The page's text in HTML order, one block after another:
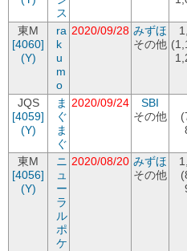
ス
東M
[4060]
(Y)
ra
k
u
m
o
2020/09/28 みずほ
その他
JQS
[4059]
(Y)
ま
ぐ
ま
ぐ
2020/09/24
SBI
その他
東M
[4056]
(Y)
ニ
ュ
ー
ラ
ル
ポ
ケ
2020/08/20 みずほ
その他